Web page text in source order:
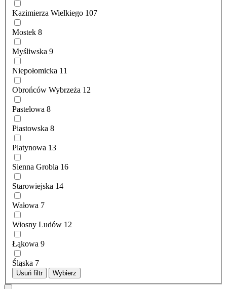
Kazimierza Wielkiego 107
Mostek 8
Myśliwska 9
Niepołomicka 11
Obrońców Wybrzeża 12
Pastelowa 8
Piastowska 8
Platynowa 13
Sienna Grobla 16
Starowiejska 14
Wałowa 7
Wiosny Ludów 12
Łąkowa 9
Śląska 7
Usuń filtr Wybierz